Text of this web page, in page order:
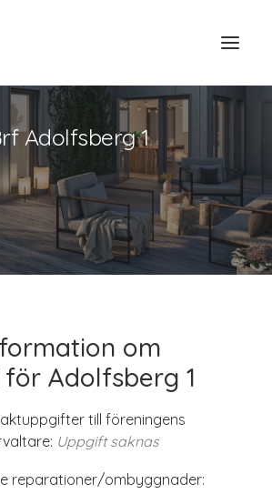
Adolfsberg 1
om
Adolfsberg 1
till föreningens
Uppgift saknas
reparationer/ombyggnader: